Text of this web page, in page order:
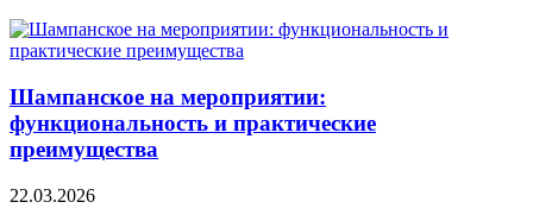
Шампанское на мероприятии:
функциональность и практические
преимущества
22.03.2026